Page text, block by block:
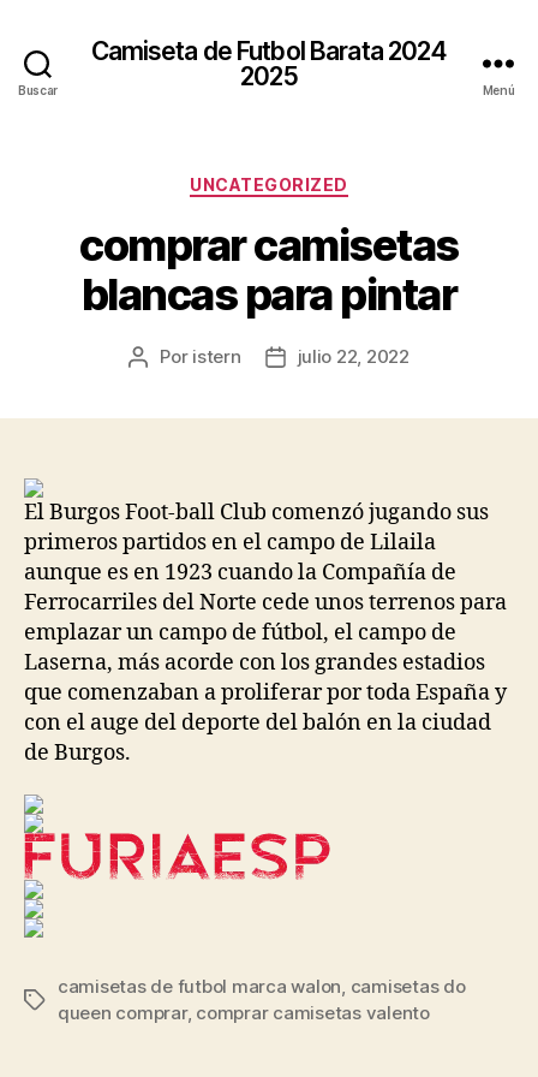
Buscar
Camiseta de Futbol Barata 2024
2025
Menú
Categorías
UNCATEGORIZED
comprar camisetas
blancas para pintar
Autor
Por istern
Fechajulio 22, 2022
El Burgos Foot-ball Club comenzó jugando sus
primeros partidos en el campo de Lilaila
aunque es en 1923 cuando la Compañía de
Ferrocarriles del Norte cede unos terrenos para
emplazar un campo de fútbol, el campo de
Laserna, más acorde con los grandes estadios
que comenzaban a proliferar por toda España y
con el auge del deporte del balón en la ciudad
de Burgos.
Etiquetas
camisetas de futbol marca walon, camisetas do
queen comprar, comprar camisetas valento